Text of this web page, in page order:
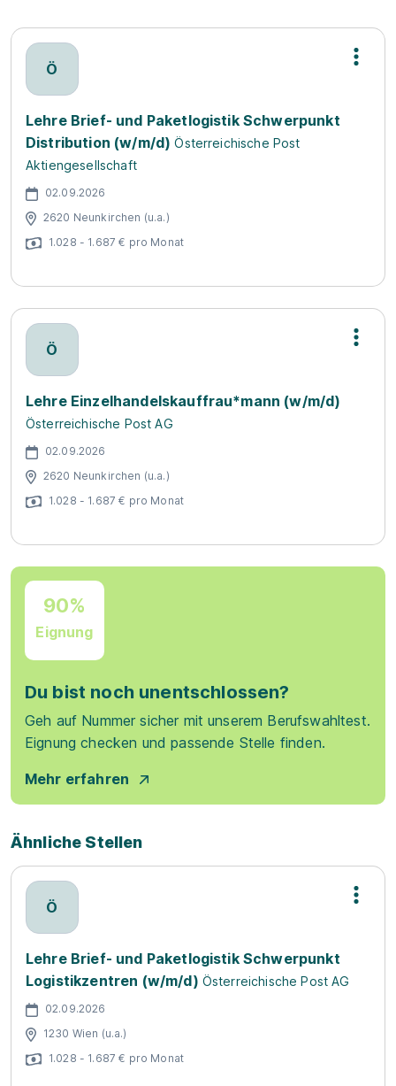
Ö
Lehre Brief- und Paketlogistik Schwerpunkt
Distribution (w/m/d) Österreichische Post
Aktiengesellschaft
02.09.2026
2620 Neunkirchen (u.a.)
1.028 - 1.687 € pro Monat
Ö
Lehre Einzelhandelskauffrau*mann (w/m/d)
Österreichische Post AG
02.09.2026
2620 Neunkirchen (u.a.)
1.028 - 1.687 € pro Monat
90%
Eignung
Du bist noch unentschlossen?
Geh auf Nummer sicher mit unserem Berufswahltest.
Eignung checken und passende Stelle finden.
Mehr erfahren
Ähnliche Stellen
Ö
Lehre Brief- und Paketlogistik Schwerpunkt
Logistikzentren (w/m/d) Österreichische Post AG
02.09.2026
1230 Wien (u.a.)
1.028 - 1.687 € pro Monat